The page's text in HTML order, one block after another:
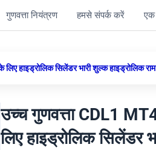
गुणवत्ता नियंत्रण हमसे संपर्क करें एक
हाइड्रोलिक सिलेंडर भारी शुल्क हाइड्रोलिक राम
उच्च गुणवत्ता CDL1
लिए हाइड्रोलिक सिलेंडर